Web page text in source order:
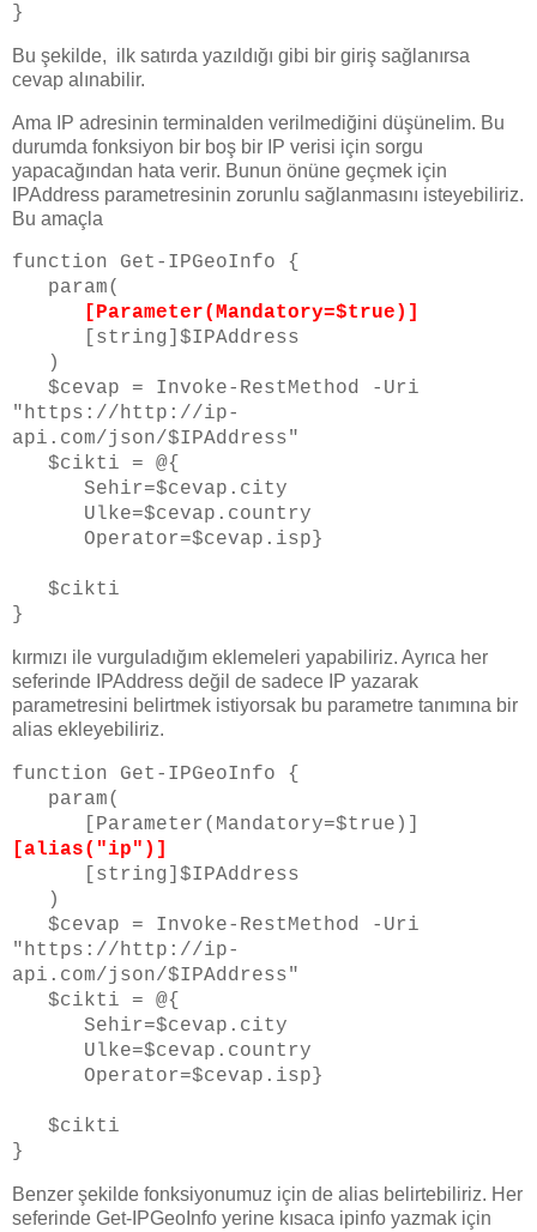
}
Bu şekilde, ilk satırda yazıldığı gibi bir giriş sağlanırsa
cevap alınabilir.
Ama IP adresinin terminalden verilmediğini düşünelim. Bu
durumda fonksiyon bir boş bir IP verisi için sorgu
yapacağından hata verir. Bunun önüne geçmek için
IPAddress parametresinin zorunlu sağlanmasını isteyebiliriz.
Bu amaçla
function Get-IPGeoInfo {
param(
[Parameter(Mandatory=$true)]
[string]$IPAddress
)
$cevap = Invoke-RestMethod -Uri
"https://http://ip-
api.com/json/$IPAddress"
$cikti = @{
Sehir=$cevap.city
Ulke=$cevap.country
Operator=$cevap.isp}
$cikti
}
kırmızı ile vurguladığım eklemeleri yapabiliriz. Ayrıca her
seferinde IPAddress değil de sadece IP yazarak
parametresini belirtmek istiyorsak bu parametre tanımına bir
alias ekleyebiliriz.
function Get-IPGeoInfo {
param(
[Parameter(Mandatory=$true)]
[alias("ip")]
[string]$IPAddress
)
$cevap = Invoke-RestMethod -Uri
"https://http://ip-
api.com/json/$IPAddress"
$cikti = @{
Sehir=$cevap.city
Ulke=$cevap.country
Operator=$cevap.isp}
$cikti
}
Benzer şekilde fonksiyonumuz için de alias belirtebiliriz. Her
seferinde Get-IPGeoInfo yerine kısaca ipinfo yazmak için